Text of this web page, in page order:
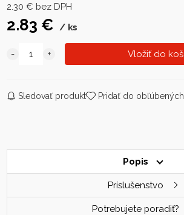
2.30 € bez DPH
2.83 € ks
Sledovať produkt Pridať do obľúbených
Popis
Príslušenstvo
Potrebujete poradiť?